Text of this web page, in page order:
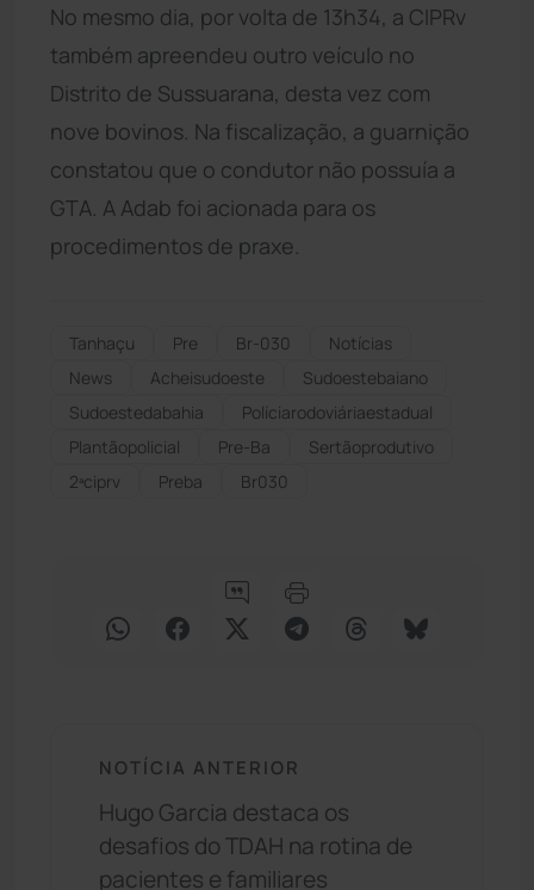
No mesmo dia, por volta de 13h34, a CIPRv
também apreendeu outro veículo no
Distrito de Sussuarana, desta vez com
nove bovinos. Na fiscalização, a guarnição
constatou que o condutor não possuía a
GTA. A Adab foi acionada para os
procedimentos de praxe.
Tanhaçu Pre Br-030
Notícias
News
Acheisudoeste
Sudoestebaiano
Sudoestedabahia
Políciarodoviáriaestadual
Plantãopolicial
Pre-Ba
Sertãoprodutivo
2ªciprv
Preba Br030
NOTÍCIA ANTERIOR
Hugo Garcia destaca os
desafios do TDAH na rotina de
pacientes e familiares